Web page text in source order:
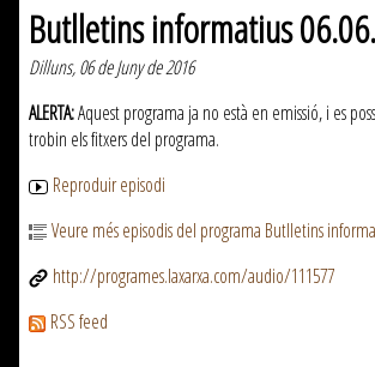
Butlletins informatius
Dilluns, 06 de Juny de 2016
ALERTA:Aquest programa ja no està en emissió, i es
trobin els fitxers del programa.
Reproduir episodi
Veure més episodis del programa Butlletins
http://programes.laxarxa.com/audio/111577
RSS feed